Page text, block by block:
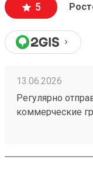
5
13.06.2026
Регулярно
коммерческие
быстро.